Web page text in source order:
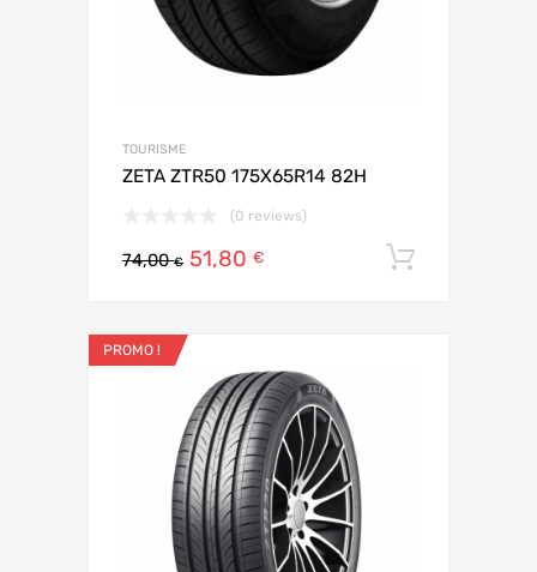
TOURISME
ZETA ZTR50 175X65R14 82H
(0 reviews)
74,00€ 51,80 €
PROMO !